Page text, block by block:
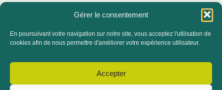
Gérer le consentement
En poursuivant votre navigation sur notre site, vous acceptez l'utilisation de
cookies afin de nous permettre d'améliorer votre expérience utilisateur.
Accepter
ACCUEIL
QUI SOMMES-NOUS ?
CONTACTER LE SERVICE FORMATION